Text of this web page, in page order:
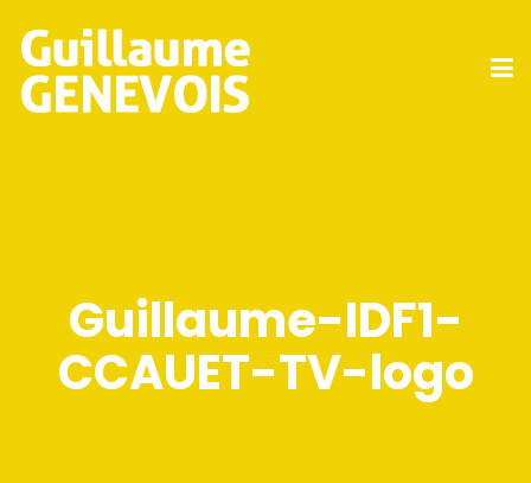
Guillaume-IDF1-
CCAUET-TV-logo